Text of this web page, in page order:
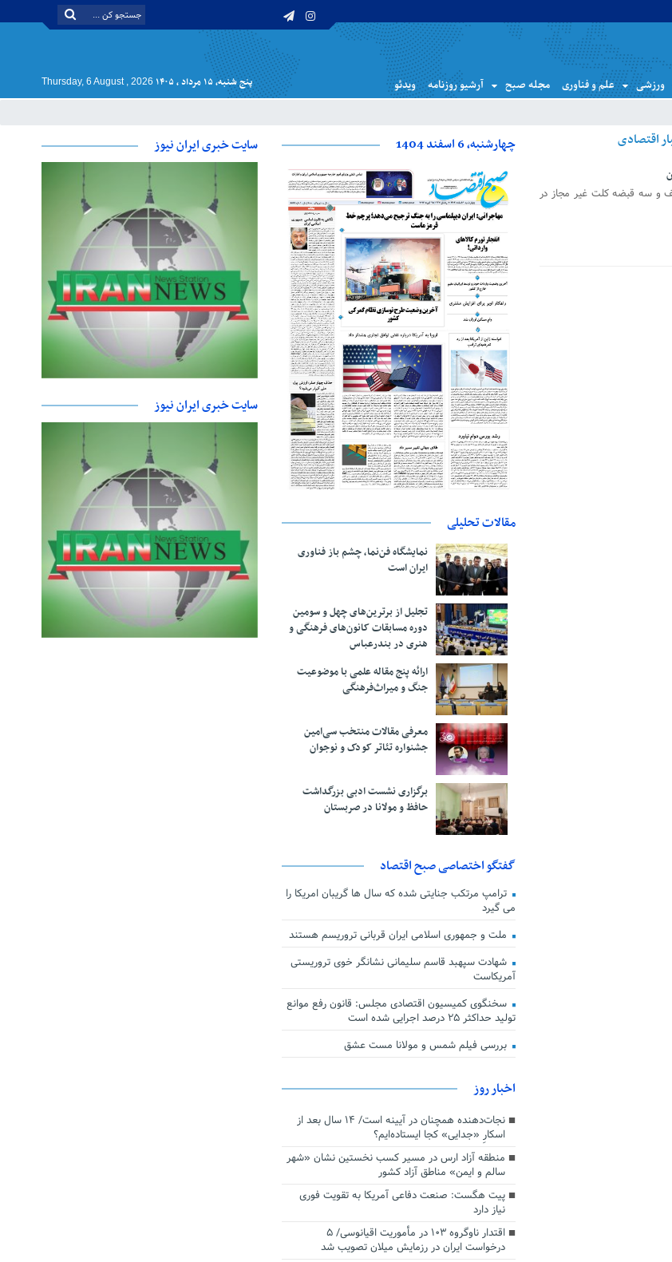
ورزشی علم و فناوری مجله صبح آرشیو روزنامه ویدئو پنج شنبه, ۱۵ مرداد , ۱۴۰۵ Thursday, 6 August , 2026
و سه قبضه کلت غیر مجاز در
چهارشنبه، 6 اسفند 1404
مقالات تحلیلی
نمایشگاه فن‌نما، چشم باز فناوری
ایران است
تجلیل از بر‌ترین‌های چهل و سومین
دوره مسابقات کانون‌های فرهنگی و
هنری در بندرعباس
ارائه پنج مقاله علمی با موضوعیت
جنگ و میراث‌فرهنگی
معرفی مقالات منتخب سی‌امین
جشنواره تئاتر کودک و نوجوان
برگزاری نشست ادبی بزرگداشت
حافظ و مولانا در صربستان
گفتگو اختصاصی صبح اقتصاد
ترامپ مرتکب جنایتی شده که سال ها گریبان امریکا را
می گیرد
ملت و جمهوری اسلامی ایران قربانی تروریسم هستند
شهادت سپهبد قاسم سلیمانی نشانگر خوی تروریستی
آمریکاست
سخنگوی کمیسیون اقتصادی مجلس: قانون رفع موانع
تولید حداکثر ۲۵ درصد اجرایی شده است
بررسی فیلم شمس و مولانا مست عشق
اخبار روز
نجات‌دهنده‌ همچنان در آیینه است/ ۱۴ سال بعد از
اسکارِ «جدایی» کجا ایستاده‌ایم؟
منطقه آزاد ارس در مسیر کسب نخستین نشان «شهر
سالم و ایمن» مناطق آزاد کشور
پیت هگست: صنعت دفاعی آمریکا به تقویت فوری
نیاز دارد
اقتدار ناوگروه ۱۰۳ در مأموریت‌ اقیانوسی/ ۵
درخواست ایران در رزمایش میلان تصویب شد
سایت خبری ایران نیوز
سایت خبری ایران نیوز